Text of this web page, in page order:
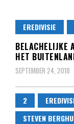
EREDIVISIE
BELACHELIJKE
HET
SEPTEMBER 24, 2018
2
STEVEN